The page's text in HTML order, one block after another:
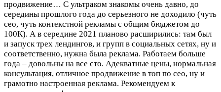
продвижение… С ультраком знакомы очень давно, до
середины прошлого года до серьезного не доходило (чуть
сео, чуть контекстной рекламы с общим бюджетом до
100К). А в середине 2021 планово расширились: там был
и запуск трех лендингов, и групп в социальных сетях, ну и
соответственно, нужна была реклама. Работаем больше
года – довольны на все сто. Адекватные цены, нормальная
консультация, отличное продвижение в топ по сео, ну и
грамотно настроенная реклама. Рекомендуем к